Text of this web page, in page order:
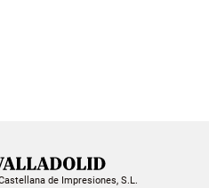
de Impresiones, S.L.